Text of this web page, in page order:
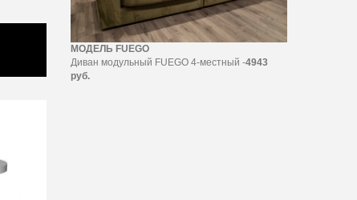
МОДЕЛЬ FUEGO
Диван модульный FUEGO 4-местный -4943
руб.